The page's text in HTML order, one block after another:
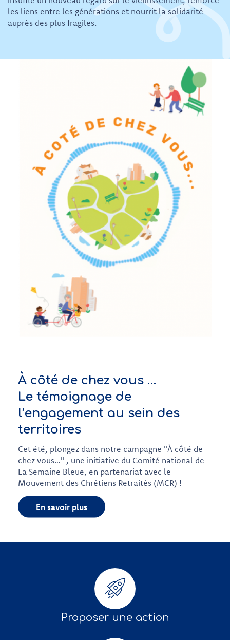
les liens entre les générations et nourrit la solidarité
auprès des plus fragiles.
À côté de chez vous …
Le témoignage de
l’engagement au sein des
territoires
Cet été, plongez dans notre campagne "À côté de
chez vous…" , une initiative du Comité national de
La Semaine Bleue, en partenariat avec le
Mouvement des Chrétiens Retraités (MCR) !
En savoir plus
Proposer une action